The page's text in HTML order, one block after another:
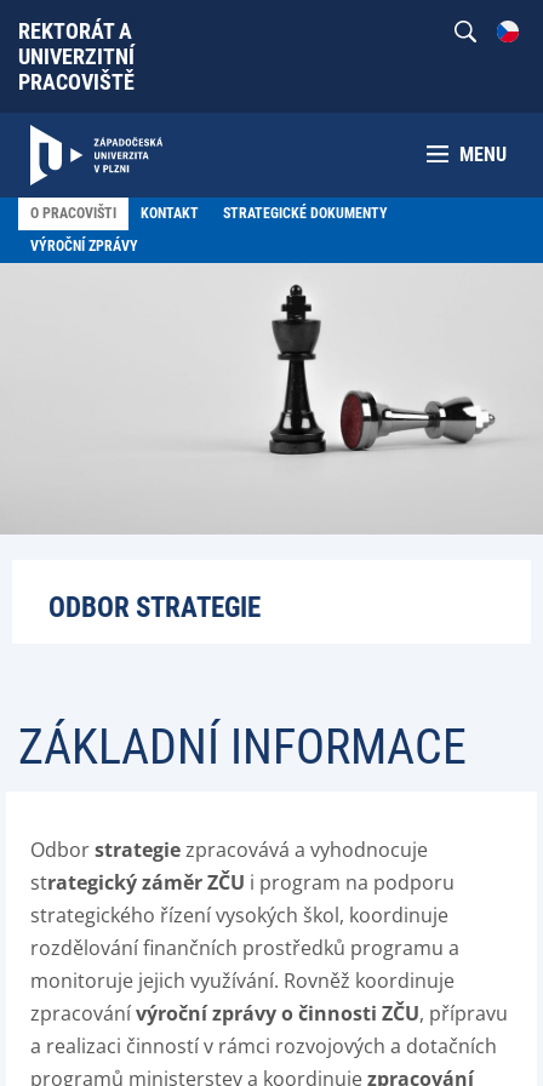
REKTORÁT A
UNIVERZITNÍ
PRACOVIŠTĚ
MENU
O PRACOVIŠTI KONTAKT
STRATEGICKÉ DOKUMENTY
VÝROČNÍ ZPRÁVY
ODBOR STRATEGIE
ZÁKLADNÍ INFORMACE
Odborstrategiezpracovává a vyhodnocuje
strategický záměr ZČU i program na podporu
strategického řízení vysokých škol, koordinuje
rozdělování finančních prostředků programu a
monitoruje jejich využívání. Rovněž koordinuje
zpracovánívýroční zprávy o činnosti ZČU, přípravu
a realizaci činností v rámci rozvojových a dotačních
programů ministerstev a koordinujezpracování